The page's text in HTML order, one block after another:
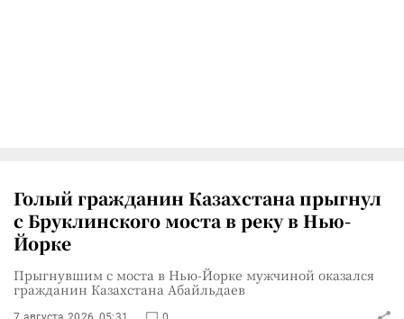
Голый гражданин Казахстана прыгнул
с Бруклинского моста в реку в Нью-
Йорке
Прыгнувшим с моста в Нью-Йорке мужчиной оказался
гражданин Казахстана Абайльдаев